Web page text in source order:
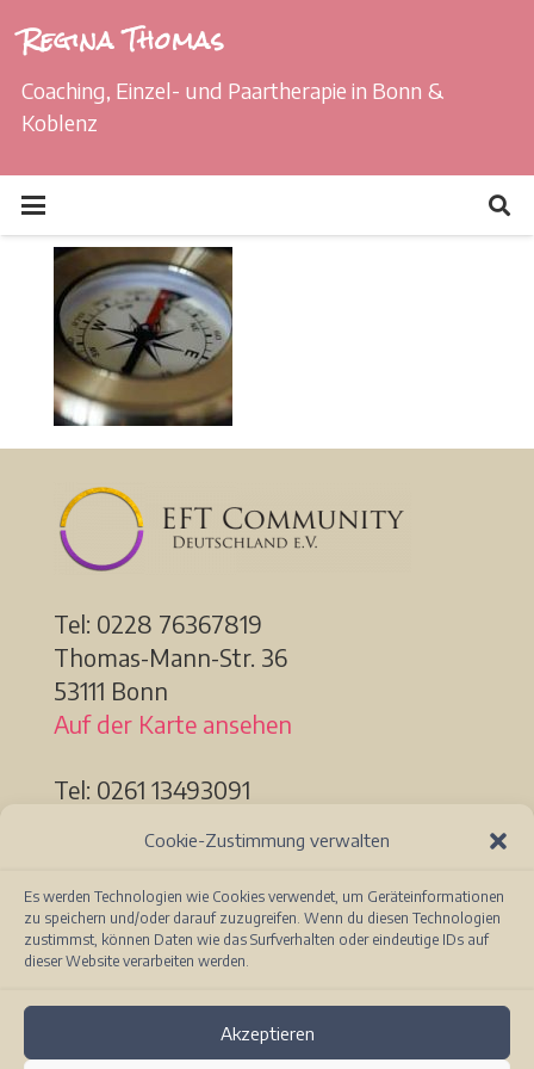
Cookie-Zustimmung verwalten
Es werden Technologien wie Cookies verwendet, um Geräteinformationen
zu speichern und/oder darauf zuzugreifen. Wenn du diesen Technologien
zustimmst, können Daten wie das Surfverhalten oder eindeutige IDs auf
dieser Website verarbeiten werden.
Akzeptieren
Regina Thomas
Coaching, Einzel- und Paartherapie in Bonn &
Koblenz
Tel: 0228 76367819
Thomas-Mann-Str. 36
53111 Bonn
Auf der Karte ansehen
Tel: 0261 13493091
56068 Koblenz
Auf der Karte ansehen